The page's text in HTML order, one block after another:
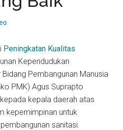
Peningkatan Kualitas
Kependudukan
Pembangunan Manusia
PMK) Agus Suprapto
kepala daerah atas
kepemimpinan untuk
sanitasi.